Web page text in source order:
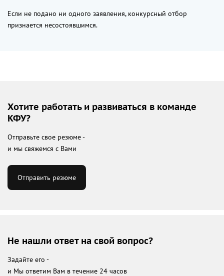
Если не подано ни одного заявления, конкурсный отбор
признается несостоявшимся.
Хотите работать и развиваться в команде
КФУ?
Отправьте свое резюме -
и мы свяжемся с Вами
Отправить резюме
Не нашли ответ на свой вопрос?
Задайте его -
и Мы ответим Вам в течение 24 часов